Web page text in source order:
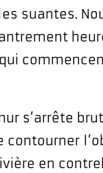
suantes.
s’arrête
contourner
en